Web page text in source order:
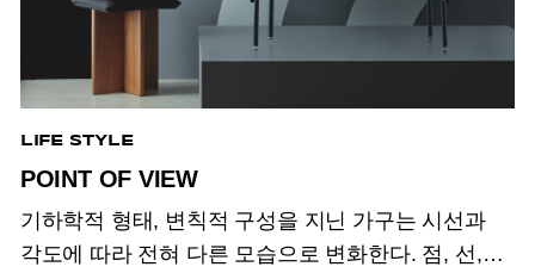
LIFE STYLE
POINT OF VIEW
기하학적 형태, 변칙적 구성을 지닌 가구는 시선과
각도에 따라 전혀 다른 모습으로 변화한다. 점, 선,